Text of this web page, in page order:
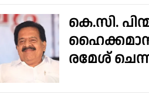
കെ.സി.
രമേശ്